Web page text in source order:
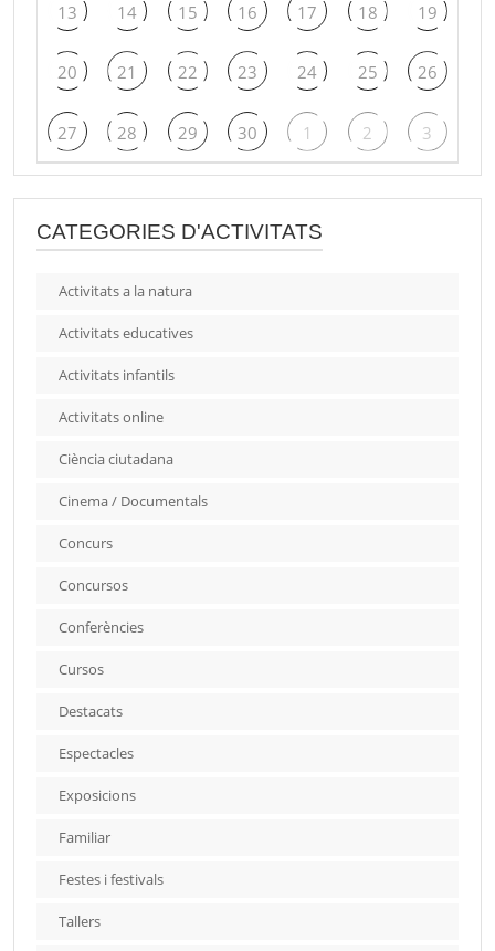
13 14 15 16 17 18 19
20 21 22 23 24 25 26
27 28 29 30 1 2 3
CATEGORIES D'ACTIVITATS
Activitats a la natura
Activitats educatives
Activitats infantils
Activitats online
Ciència ciutadana
Cinema / Documentals
Concurs
Concursos
Conferències
Cursos
Destacats
Espectacles
Exposicions
Familiar
Festes i festivals
Tallers